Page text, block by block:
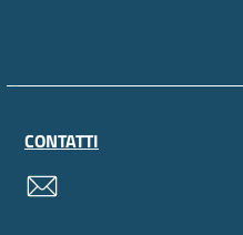
CONTATTI